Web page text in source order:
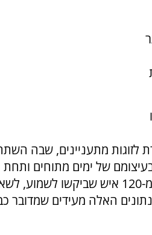
לזוגות מתעניינים, שבה
של ימים מתוחים ותחת
הבלתי פוסק מצד חיזבאללה, ובכל זאת נכנסו אליו למעלה מ-120 איש
האלה מעידים שמדובר